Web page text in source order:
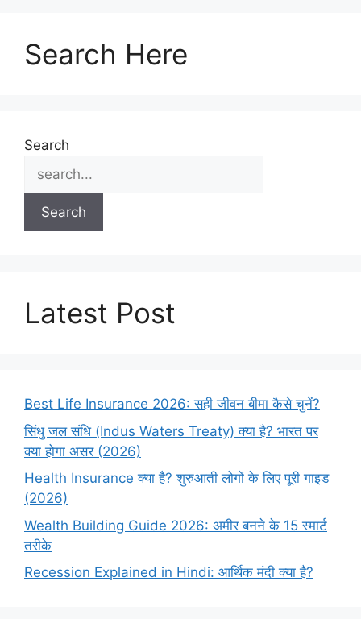
Search Here
Search
Search
Latest Post
Best Life Insurance 2026: सही जीवन बीमा कैसे चुनें?
सिंधु जल संधि (Indus Waters Treaty) क्या है? भारत पर
क्या होगा असर (2026)
Health Insurance क्या है? शुरुआती लोगों के लिए पूरी गाइड
(2026)
Wealth Building Guide 2026: अमीर बनने के 15 स्मार्ट
तरीके
Recession Explained in Hindi: आर्थिक मंदी क्या है?